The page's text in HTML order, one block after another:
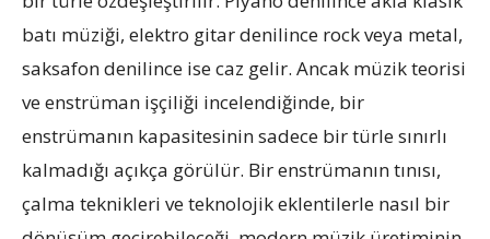
batı müziği, elektro gitar denilince rock veya metal,
saksafon denilince ise caz gelir. Ancak müzik teorisi
ve enstrüman işçiliği incelendiğinde, bir
enstrümanın kapasitesinin sadece bir türle sınırlı
kalmadığı açıkça görülür. Bir enstrümanın tınısı,
çalma teknikleri ve teknolojik eklentilerle nasıl bir